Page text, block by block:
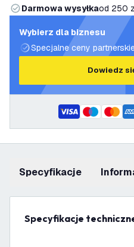
Darmowa wysyłkaod 250
Wybierz dla biznesu
Specjalne ceny
Dowiedz
Specyfikacje
Specyfikacje